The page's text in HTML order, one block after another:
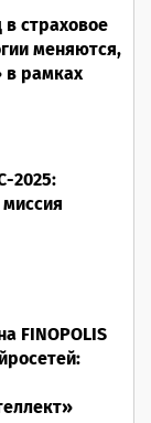
страховое
меняются,
в рамках
2025:
FINOPOLIS